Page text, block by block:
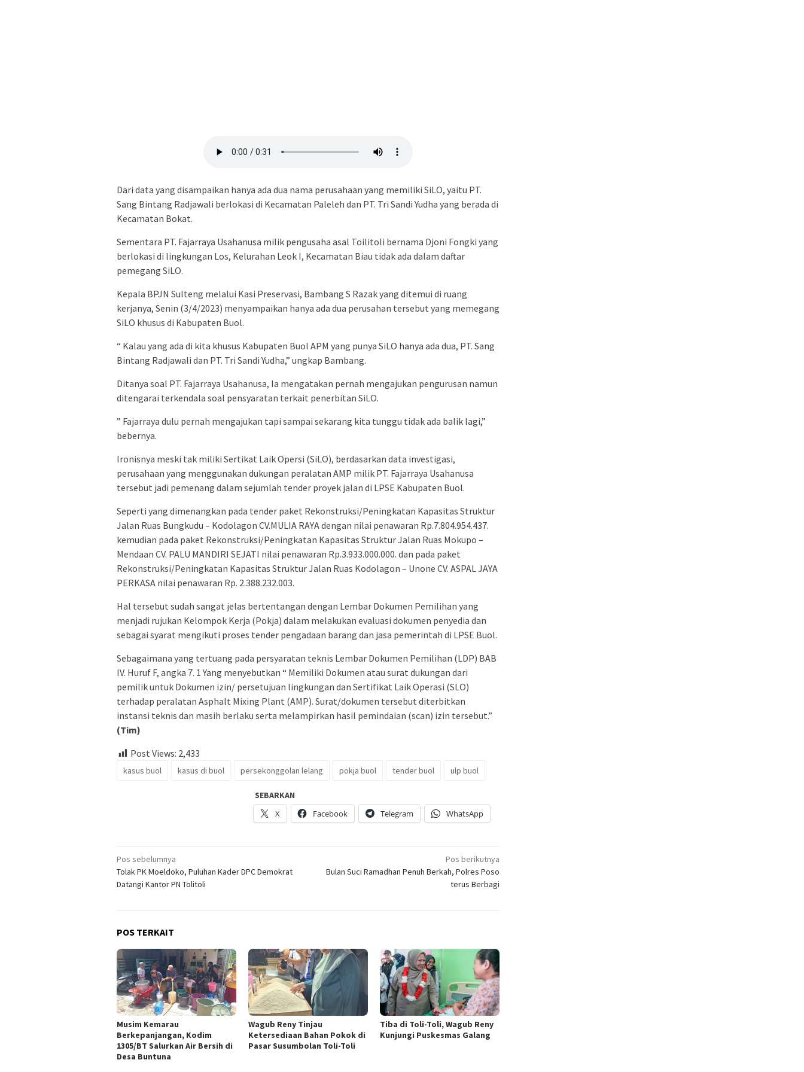
Dari data yang disampaikan hanya ada dua nama perusahaan yang memiliki SiLO, yaitu PT.
Sang Bintang Radjawali berlokasi di Kecamatan Paleleh dan PT. Tri Sandi Yudha yang berada di
Kecamatan Bokat.
Sementara PT. Fajarraya Usahanusa milik pengusaha asal Toilitoli bernama Djoni Fongki yang
berlokasi di lingkungan Los, Kelurahan Leok I, Kecamatan Biau tidak ada dalam daftar
pemegang SiLO.
Kepala BPJN Sulteng melalui Kasi Preservasi, Bambang S Razak yang ditemui di ruang
kerjanya, Senin (3/4/2023) menyampaikan hanya ada dua perusahan tersebut yang memegang
SiLO khusus di Kabupaten Buol.
“ Kalau yang ada di kita khusus Kabupaten Buol APM yang punya SiLO hanya ada dua, PT. Sang
Bintang Radjawali dan PT. Tri Sandi Yudha,” ungkap Bambang.
Ditanya soal PT. Fajarraya Usahanusa, Ia mengatakan pernah mengajukan pengurusan namun
ditengarai terkendala soal pensyaratan terkait penerbitan SiLO.
” Fajarraya dulu pernah mengajukan tapi sampai sekarang kita tunggu tidak ada balik lagi,”
bebernya.
Ironisnya meski tak miliki Sertikat Laik Opersi (SiLO), berdasarkan data investigasi,
perusahaan yang menggunakan dukungan peralatan AMP milik PT. Fajarraya Usahanusa
tersebut jadi pemenang dalam sejumlah tender proyek jalan di LPSE Kabupaten Buol.
Seperti yang dimenangkan pada tender paket Rekonstruksi/Peningkatan Kapasitas Struktur
Jalan Ruas Bungkudu – Kodolagon CV.MULIA RAYA dengan nilai penawaran Rp.7.804.954.437.
kemudian pada paket Rekonstruksi/Peningkatan Kapasitas Struktur Jalan Ruas Mokupo –
Mendaan CV. PALU MANDIRI SEJATI nilai penawaran Rp.3.933.000.000. dan pada paket
Rekonstruksi/Peningkatan Kapasitas Struktur Jalan Ruas Kodolagon – Unone CV. ASPAL JAYA
PERKASA nilai penawaran Rp. 2.388.232.003.
Hal tersebut sudah sangat jelas bertentangan dengan Lembar Dokumen Pemilihan yang
menjadi rujukan Kelompok Kerja (Pokja) dalam melakukan evaluasi dokumen penyedia dan
sebagai syarat mengikuti proses tender pengadaan barang dan jasa pemerintah di LPSE Buol.
Sebagaimana yang tertuang pada persyaratan teknis Lembar Dokumen Pemilihan (LDP) BAB
IV. Huruf F, angka 7. 1 Yang menyebutkan “ Memiliki Dokumen atau surat dukungan dari
pemilik untuk Dokumen izin/ persetujuan lingkungan dan Sertifikat Laik Operasi (SLO)
terhadap peralatan Asphalt Mixing Plant (AMP). Surat/dokumen tersebut diterbitkan
instansi teknis dan masih berlaku serta melampirkan hasil pemindaian (scan) izin tersebut.”
(Tim)
Post Views: 2,433
kasus buol kasus di buol persekonggolan lelang pokja buol tender buol ulp buol
SEBARKAN
X
Facebook Telegram WhatsApp
Navigasi
pos
Pos sebelumnya
Tolak PK Moeldoko, Puluhan Kader DPC Demokrat
Datangi Kantor PN Tolitoli
Pos berikutnya
Bulan Suci Ramadhan Penuh Berkah, Polres Poso
terus Berbagi
POS TERKAIT
Musim Kemarau
Berkepanjangan, Kodim
1305/BT Salurkan Air Bersih di
Desa Buntuna
Wagub Reny Tinjau
Ketersediaan Bahan Pokok di
Pasar Susumbolan Toli-Toli
Tiba di Toli-Toli, Wagub Reny
Kunjungi Puskesmas Galang